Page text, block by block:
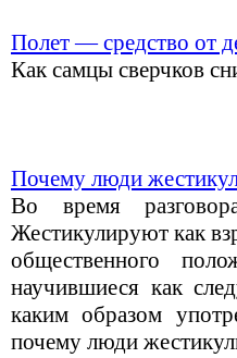
Полет — средство от
Как самцы сверчков
Почему люди
Во время
Жестикулируют как
общественного
научившиеся как
каким образом
почему люди